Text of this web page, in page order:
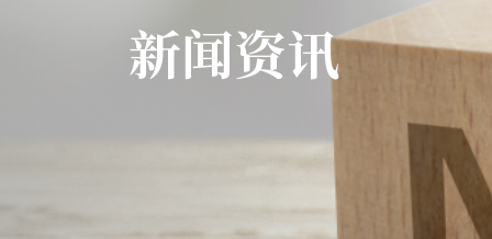
新闻资讯